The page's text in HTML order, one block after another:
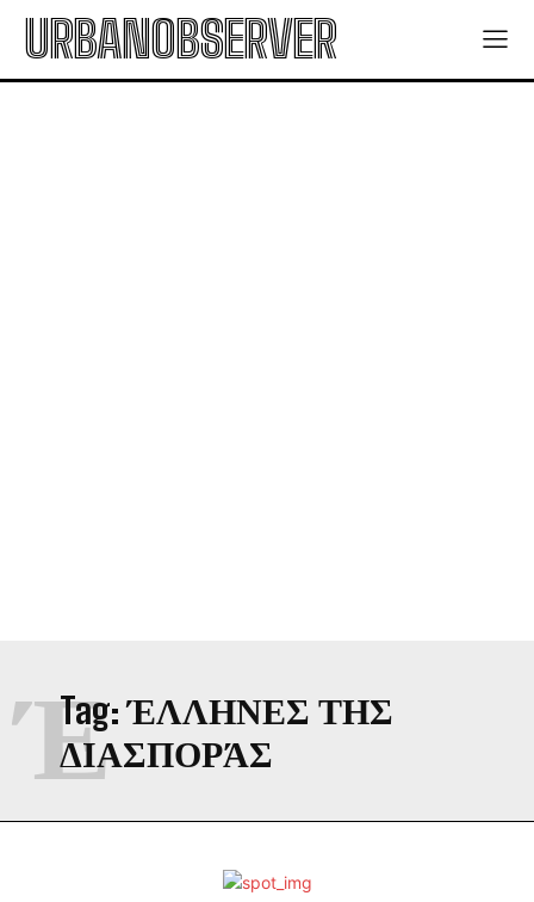
URBANOBSERVER
Tag:ΈΛΛΗΝΕΣ ΤΗΣ
ΔΙΑΣΠΟΡΆΣ
Έ